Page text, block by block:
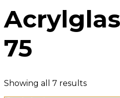
75
Showing all 7 results